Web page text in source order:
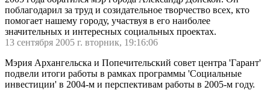
поблагодарил за труд и созидательное творчество всех, кто
помогает нашему городу, участвуя в его наиболее
значительных и интересных социальных проектах.
13 сентября 2005 г. вторник, 19:16:06
Мэрия Архангельска и Попечительский совет центра 'Гарант'
подвели итоги работы в рамках программы 'Социальные
инвестиции' в 2004-м и перспективам работы в 2005-м году.